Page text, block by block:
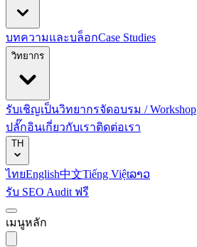
บทความและบล็อกCase Studies
วิทยากร
รับเชิญเป็นวิทยากรจัดอบรม / Workshop
ปลั๊กอินเกี่ยวกับเราติดต่อเรา
TH
ไทยEnglish中文Tiếng Việtລາວ
รับ SEO Audit ฟรี
เมนูหลัก